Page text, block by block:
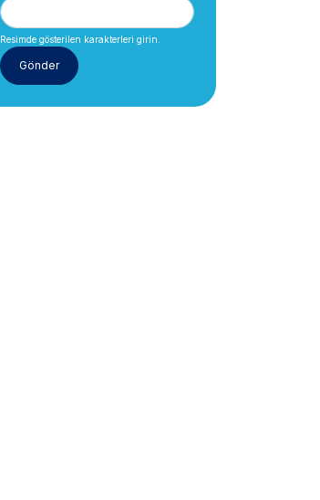
Resimde gösterilen karakterleri girin.